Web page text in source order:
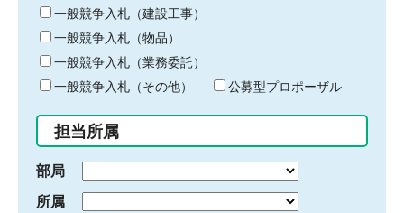
キ
ー
ワ
ー
ド
入
力
一般競争入札（建設工事）
一般競争入札（物品）
一般競争入札（業務委託）
一般競争入札（その他）
公募型プロポーザル
担当所属
部局
所属